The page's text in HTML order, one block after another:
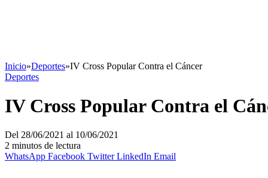
Inicio»Deportes»IV Cross Popular Contra el Cáncer
Deportes
IV Cross Popular Contra el
Del 28/06/2021 al 10/06/2021
2 minutos de lectura
WhatsApp Facebook Twitter LinkedIn Email